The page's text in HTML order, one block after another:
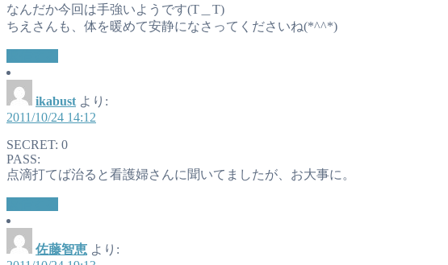
なんだか今回は手強いようです(T＿T)
ちえさんも、体を暖めて安静になさってくださいね(*^^*)
ikabust より:
2011/10/24 14:12
SECRET: 0
PASS:
点滴打てば治ると看護婦さんに聞いてましたが、お大事に。
佐藤智恵 より: